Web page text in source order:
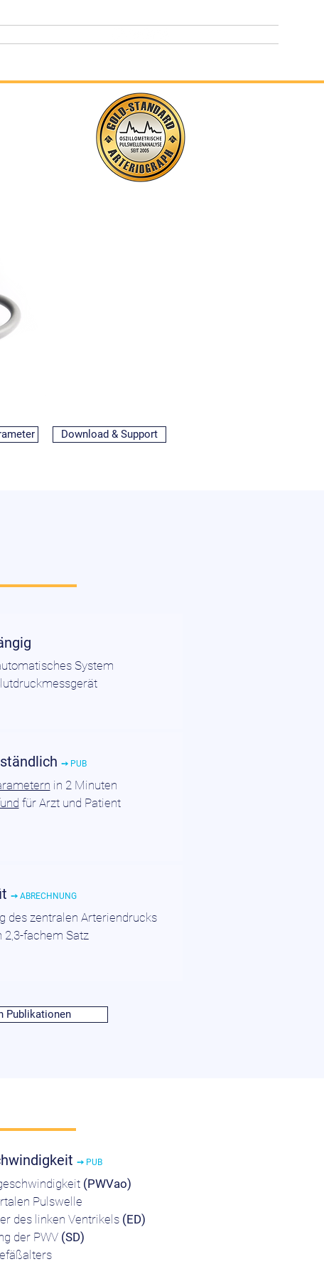
Download & Support
System
➙ PUB
in 2 Minuten
für Arzt und Patient
➙ ABRECHNUNG
des zentralen Arteriendrucks
2,3-fachem Satz
Publikationen
➙ PUB
(PWVao)
Pulswelle
des linken Ventrikels (ED)
der PWV (SD)